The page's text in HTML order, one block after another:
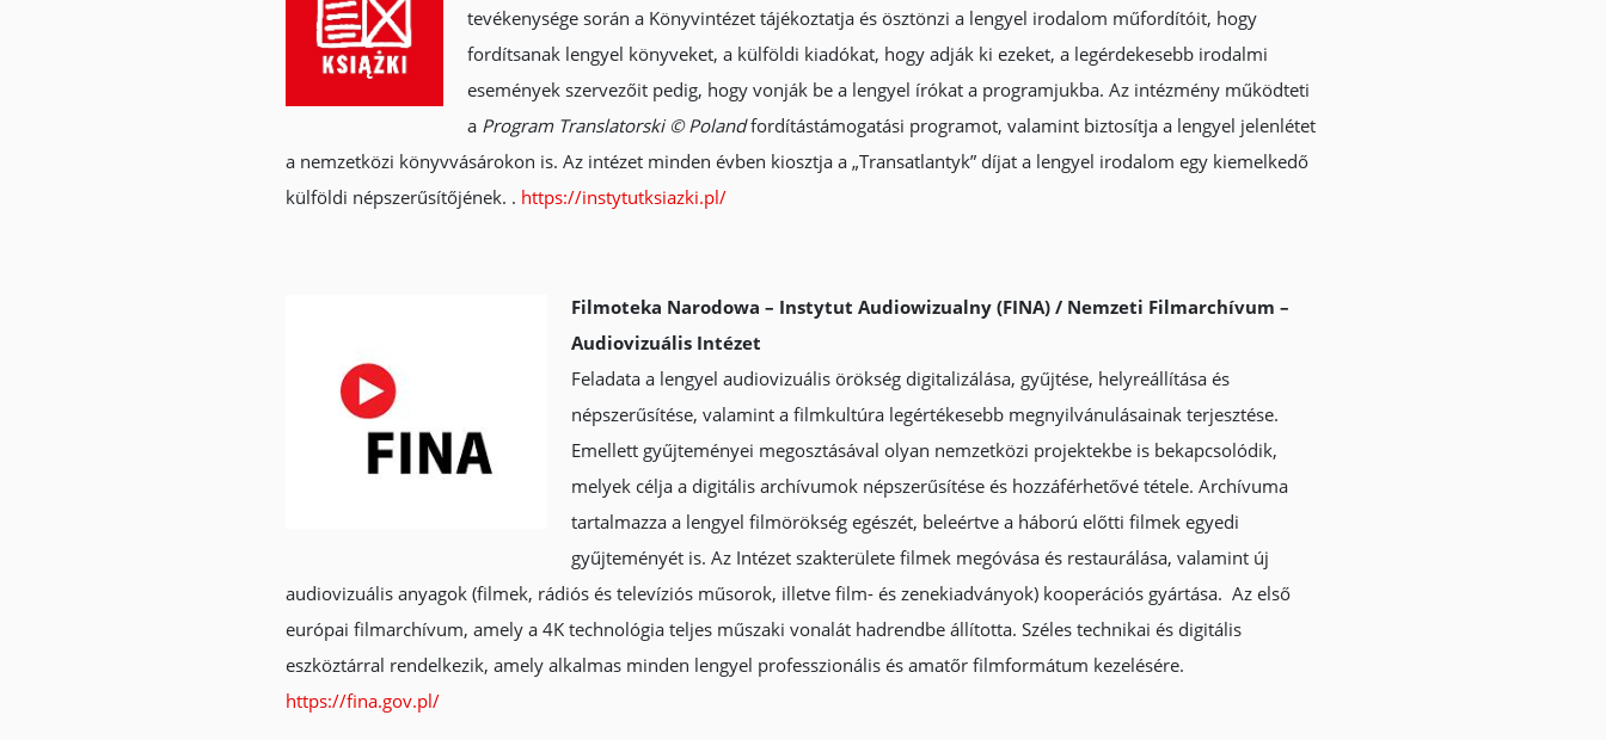
tevékenysége során a Könyvintézet tájékoztatja és ösztönzi a lengyel irodalom műfordítóit, hogy
fordítsanak lengyel könyveket, a külföldi kiadókat, hogy adják ki ezeket, a legérdekesebb irodalmi
események szervezőit pedig, hogy vonják be a lengyel írókat a programjukba. Az intézmény működteti
a Program Translatorski © Polandfordítástámogatási programot, valamint biztosítja a lengyel jelenlétet
a nemzetközi könyvvásárokon is. Az intézet minden évben kiosztja a „Transatlantyk” díjat a lengyel irodalom egy kiemelkedő
külföldi népszerűsítőjének. . https://instytutksiazki.pl/
Filmoteka Narodowa – Instytut Audiowizualny (FINA) / Nemzeti Filmarchívum –
Audiovizuális Intézet
Feladata a lengyel audiovizuális örökség digitalizálása, gyűjtése, helyreállítása és
népszerűsítése, valamint a filmkultúra legértékesebb megnyilvánulásainak terjesztése.
Emellett gyűjteményei megosztásával olyan nemzetközi projektekbe is bekapcsolódik,
melyek célja a digitális archívumok népszerűsítése és hozzáférhetővé tétele. Archívuma
tartalmazza a lengyel filmörökség egészét, beleértve a háború előtti filmek egyedi
gyűjteményét is. Az Intézet szakterülete filmek megóvása és restaurálása, valamint új
audiovizuális anyagok (filmek, rádiós és televíziós műsorok, illetve film- és zenekiadványok) kooperációs gyártása. Az első
európai filmarchívum, amely a 4K technológia teljes műszaki vonalát hadrendbe állította. Széles technikai és digitális
eszköztárral rendelkezik, amely alkalmas minden lengyel professzionális és amatőr filmformátum kezelésére.
https://fina.gov.pl/